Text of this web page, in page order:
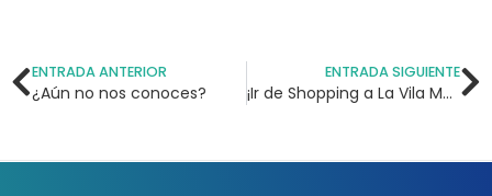
ENTRADA ANTERIOR
¿Aún no nos conoces?
ENTRADA SIGUIENTE
¡Ir de Shopping a La Vila Magaluf!